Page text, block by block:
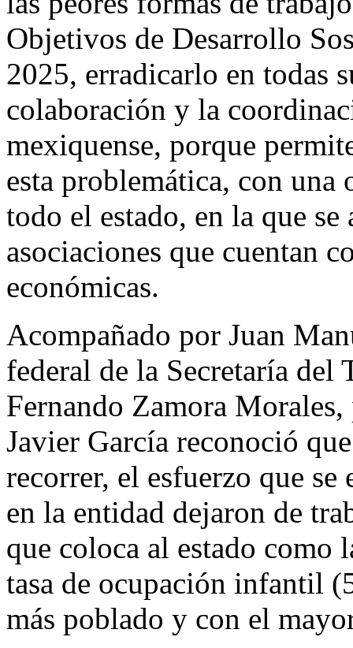
Objetivos de Desarrollo
2025, erradicarlo en todas
colaboración y la
mexiquense, porque
esta problemática, con una
todo el estado, en la que se
asociaciones que cuentan
económicas.
Acompañado por Juan
federal de la Secretaría
Fernando Zamora
Javier García reconoció
recorrer, el esfuerzo que
en la entidad dejaron de
que coloca al estado como
tasa de ocupación infantil
más poblado y con el